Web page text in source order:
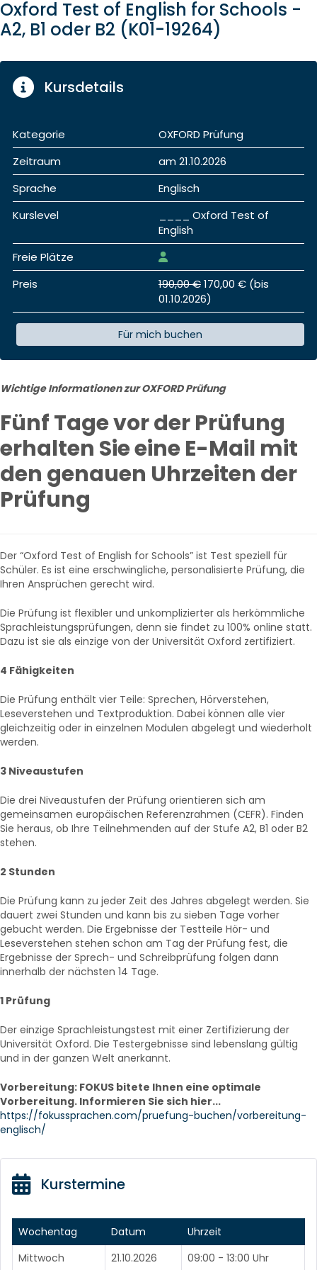
Oxford Test of English for Schools -
A2, B1 oder B2 (K01-19264)
Kursdetails
Kategorie
OXFORD Prüfung
Zeitraum
am 21.10.2026
Sprache
Englisch
Kurslevel
____ Oxford Test of
English
Freie Plätze
Preis
190,00 €170,00 € (bis
01.10.2026)
Für mich buchen
Wichtige Informationen zur OXFORD Prüfung
Fünf Tage vor der Prüfung
erhalten Sie eine E-Mail mit
den genauen Uhrzeiten der
Prüfung
Der “Oxford Test of English for Schools” ist Test speziell für
Schüler. Es ist eine erschwingliche, personalisierte Prüfung, die
Ihren Ansprüchen gerecht wird.
Die Prüfung ist flexibler und unkomplizierter als herkömmliche
Sprachleistungsprüfungen, denn sie findet zu 100% online statt.
Dazu ist sie als einzige von der Universität Oxford zertifiziert.
4 Fähigkeiten
Die Prüfung enthält vier Teile: Sprechen, Hörverstehen,
Leseverstehen und Textproduktion. Dabei können alle vier
gleichzeitig oder in einzelnen Modulen abgelegt und wiederholt
werden.
3 Niveaustufen
Die drei Niveaustufen der Prüfung orientieren sich am
gemeinsamen europäischen Referenzrahmen (CEFR). Finden
Sie heraus, ob Ihre Teilnehmenden auf der Stufe A2, B1 oder B2
stehen.
2 Stunden
Die Prüfung kann zu jeder Zeit des Jahres abgelegt werden. Sie
dauert zwei Stunden und kann bis zu sieben Tage vorher
gebucht werden. Die Ergebnisse der Testteile Hör- und
Leseverstehen stehen schon am Tag der Prüfung fest, die
Ergebnisse der Sprech- und Schreibprüfung folgen dann
innerhalb der nächsten 14 Tage.
1 Prüfung
Der einzige Sprachleistungstest mit einer Zertifizierung der
Universität Oxford. Die Testergebnisse sind lebenslang gültig
und in der ganzen Welt anerkannt.
Vorbereitung: FOKUS bitete Ihnen eine optimale
Vorbereitung. Informieren Sie sich hier...
https://fokussprachen.com/pruefung-buchen/vorbereitung-
englisch/
Kurstermine
Wochentag Datum
Uhrzeit
Mittwoch
21.10.2026 09:00 - 13:00 Uhr